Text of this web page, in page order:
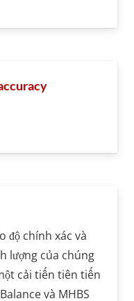
độ chính xác và
lượng của chúng
cải tiến tiên tiến
và MHBS